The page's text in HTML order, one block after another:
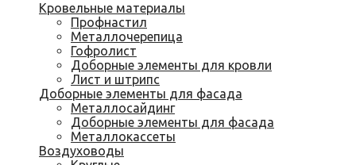
Кровельные материалы
Профнастил
Металлочерепица
Гофролист
Доборные элементы для кровли
Лист и штрипс
Доборные элементы для фасада
Металлосайдинг
Доборные элементы для фасада
Металлокассеты
Воздуховоды